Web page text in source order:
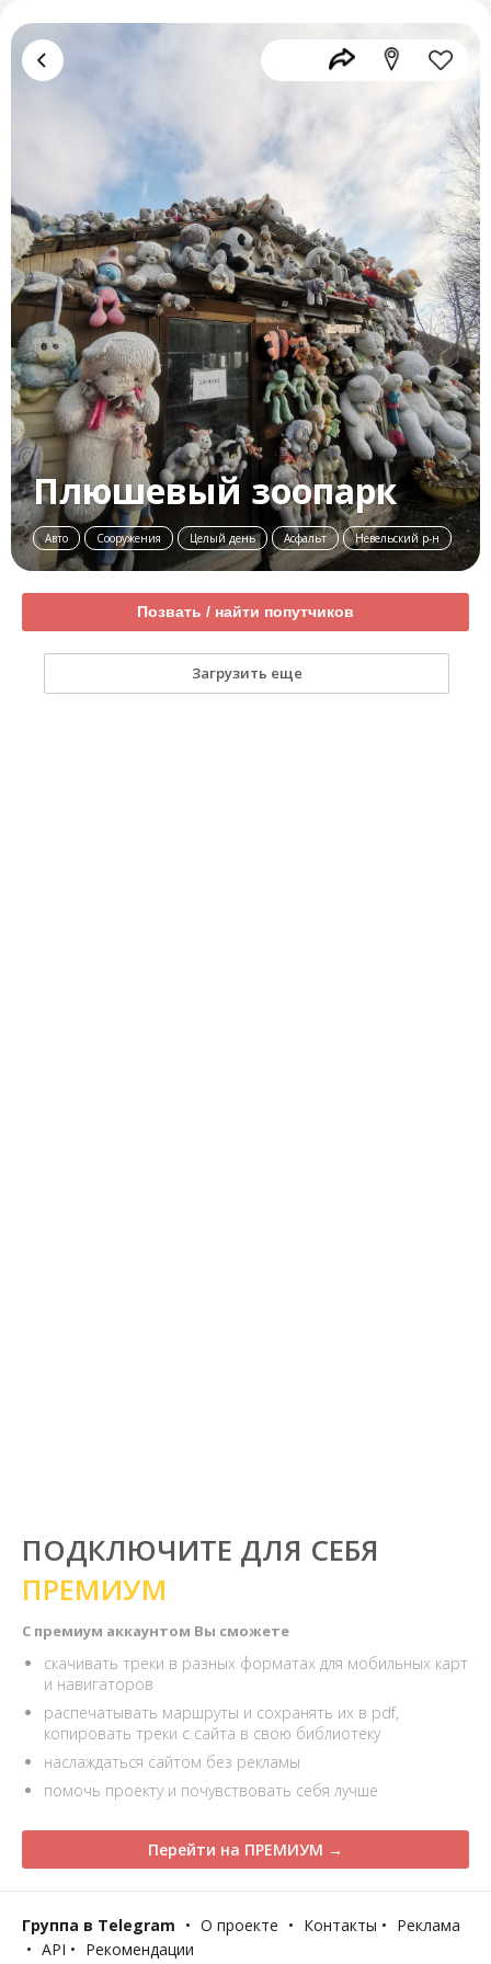
Плюшевый зоопарк
Авто Сооружения Целый день Асфальт Невельский р-н
Позвать / найти попутчиков
Загрузить еще
ПОДКЛЮЧИТЕ ДЛЯ СЕБЯ
ПРЕМИУМ
С премиум аккаунтом Вы сможете
скачивать треки в разных форматах для мобильных карт
и навигаторов
распечатывать маршруты и сохранять их в pdf,
копировать треки с сайта в свою библиотеку
наслаждаться сайтом без рекламы
помочь проекту и почувствовать себя лучше
Перейти на ПРЕМИУМ →
Группа в Telegram • О проекте • Контакты • Реклама
• API • Рекомендации